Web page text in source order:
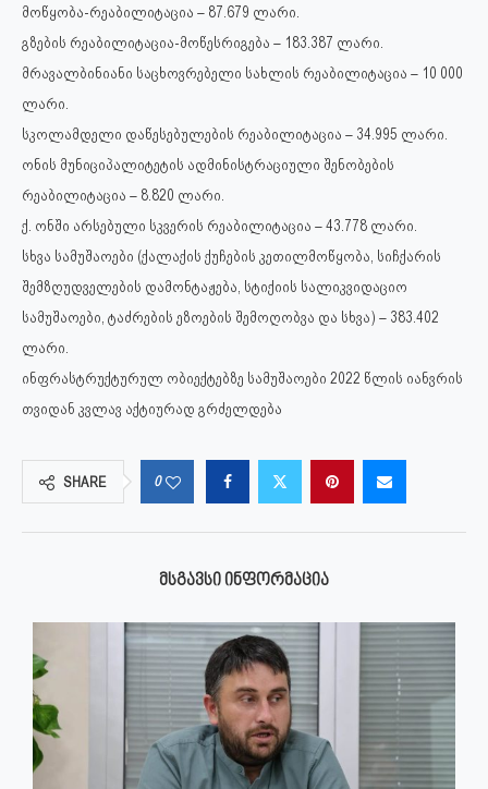
მოწყობა-რეაბილიტაცია – 87.679 ლარი.
გზების რეაბილიტაცია-მოწესრიგება – 183.387 ლარი.
მრავალბინიანი საცხოვრებელი სახლის რეაბილიტაცია – 10 000
ლარი.
სკოლამდელი დაწესებულების რეაბილიტაცია – 34.995 ლარი.
ონის მუნიციპალიტეტის ადმინისტრაციული შენობების
რეაბილიტაცია – 8.820 ლარი.
ქ. ონში არსებული სკვერის რეაბილიტაცია – 43.778 ლარი.
სხვა სამუშაოები (ქალაქის ქუჩების კეთილმოწყობა, სიჩქარის
შემზღუდველების დამონტაჟება, სტიქიის სალიკვიდაციო
სამუშაოები, ტაძრების ეზოების შემოღობვა და სხვა) – 383.402
ლარი.
ინფრასტრუქტურულ ობიექტებზე სამუშაოები 2022 წლის იანვრის
თვიდან კვლავ აქტიურად გრძელდება
SHARE 0
ᲛᲡᲒᲐᲕᲡᲘ ᲘᲜᲤᲝᲠᲛᲐᲪᲘᲐ